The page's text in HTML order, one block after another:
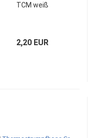
TCM weiß
2,20 EUR